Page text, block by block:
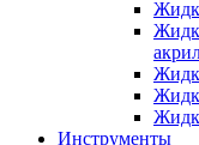
Инструменты